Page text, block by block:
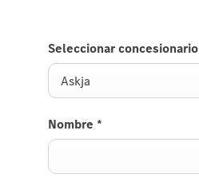
Seleccionar concesionario
Askja
Nombre *